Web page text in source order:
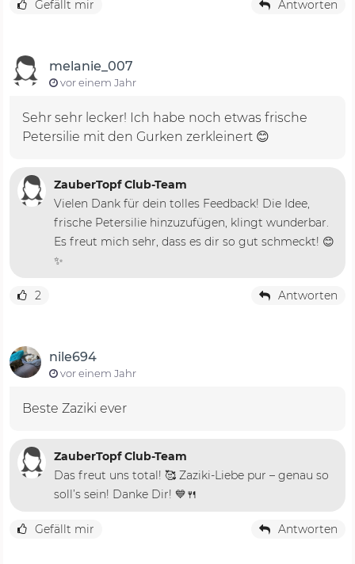
Gefällt mir Antworten
melanie_007
vor einem Jahr
Sehr sehr lecker! Ich habe noch etwas frische
Petersilie mit den Gurken zerkleinert 😊
ZauberTopf Club-Team
Vielen Dank für dein tolles Feedback! Die Idee,
frische Petersilie hinzuzufügen, klingt wunderbar.
Es freut mich sehr, dass es dir so gut schmeckt! 😊
✨
2 Antworten
nile694
vor einem Jahr
Beste Zaziki ever
ZauberTopf Club-Team
Das freut uns total! 🥰 Zaziki-Liebe pur – genau so
soll’s sein! Danke Dir! 💙🍴
Gefällt mir Antworten